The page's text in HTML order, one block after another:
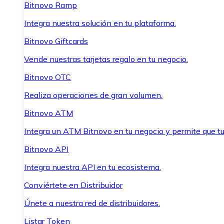
Bitnovo Ramp
Integra nuestra solución en tu plataforma.
Bitnovo Giftcards
Vende nuestras tarjetas regalo en tu negocio.
Bitnovo OTC
Realiza operaciones de gran volumen.
Bitnovo ATM
Integra un ATM Bitnovo en tu negocio y permite que
Bitnovo API
Integra nuestra API en tu ecosistema.
Conviértete en Distribuidor
Únete a nuestra red de distribuidores.
Listar Token